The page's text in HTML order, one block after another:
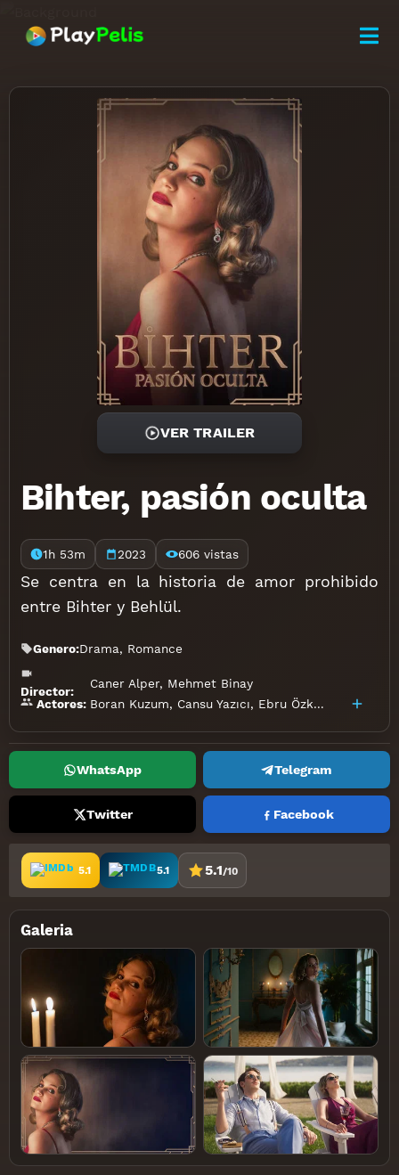
VER TRAILER
Bihter, pasión oculta
1h 53m 2023 606 vistas
Se centra en la historia de amor prohibido
entre Bihter y Behlül.
Genero:Drama, Romance
Director:
Caner Alper, Mehmet Binay
Actores: Boran Kuzum, Cansu Yazıcı, Ebru Özkan Farah
WhatsApp Telegram
Twitter Facebook
5.1 5.1 5.1/10
Galeria